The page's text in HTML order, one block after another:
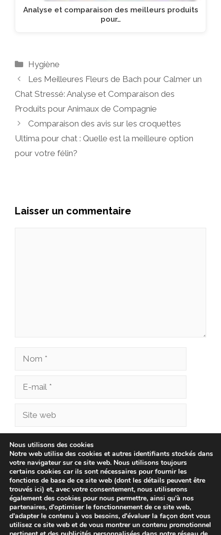
Analyse et comparaison des meilleurs produits
pour…
Catégories
Hygiène
Les Meilleures Fleurs de Bach pour Calmer un
Chat Stressé: Analyse et Comparaison des
Produits pour Animaux de Compagnie
Comparaison des avis sur les croquettes
Ultima pour chat : Quelle est la meilleure option
pour votre félin?
Laisser un commentaire
Nom
Site
Enregistrer mon nom, mon e-mail et mon site
dans le navigateur pour mon prochain
commentaire.
Nous utilisons des cookies
Notre web utilise des cookies et autres identifiants stockés dans
votre navigateur sur ce site web. Nous utilisons toujours
certains cookies car ils sont nécessaires pour fournir les
fonctions de base de ce site web (dont les détails peuvent être
trouvés ici) et, avec votre consentement, nous utiliserons
également des cookies pour nous permettre, ainsi qu'à nos
partenaires, d'optimiser le fonctionnement de ce site web,
d'adapter le contenu à vos besoins, d'évaluer la façon dont vous
utilisez ce site web et de vous montrer un contenu promotionnel